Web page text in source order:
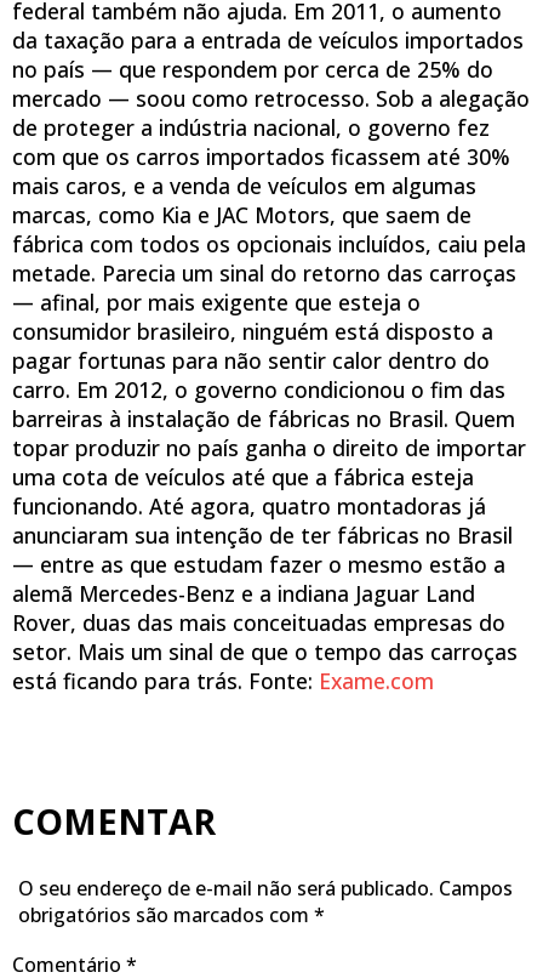
federal também não ajuda. Em 2011, o aumento
da taxação para a entrada de veículos importados
no país — que respondem por cerca de 25% do
mercado — soou como retrocesso. Sob a alegação
de proteger a indústria nacional, o governo fez
com que os carros importados ficassem até 30%
mais caros, e a venda de veículos em algumas
marcas, como Kia e JAC Motors, que saem de
fábrica com todos os opcionais incluídos, caiu pela
metade. Parecia um sinal do retorno das carroças
— afinal, por mais exigente que esteja o
consumidor brasileiro, ninguém está disposto a
pagar fortunas para não sentir calor dentro do
carro. Em 2012, o governo condicionou o fim das
barreiras à instalação de fábricas no Brasil. Quem
topar produzir no país ganha o direito de importar
uma cota de veículos até que a fábrica esteja
funcionando. Até agora, quatro montadoras já
anunciaram sua intenção de ter fábricas no Brasil
— entre as que estudam fazer o mesmo estão a
alemã Mercedes-Benz e a indiana Jaguar Land
Rover, duas das mais conceituadas empresas do
setor. Mais um sinal de que o tempo das carroças
está ficando para trás. Fonte: Exame.com
COMENTAR
O seu endereço de e-mail não será publicado. Campos
obrigatórios são marcados com *
Comentário *